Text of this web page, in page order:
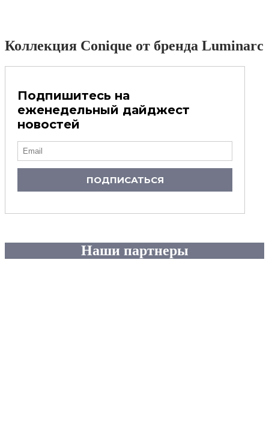
Коллекция Conique от бренда Luminarc
Подпишитесь на
еженедельный дайджест
новостей
ПОДПИСАТЬСЯ
Наши партнеры